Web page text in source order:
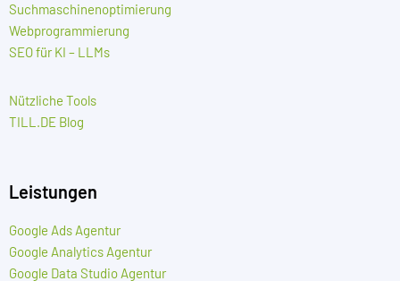
Suchmaschinenoptimierung
Webprogrammierung
SEO für KI – LLMs
Nützliche Tools
TILL.DE Blog
Leistungen
Google Ads Agentur
Google Analytics Agentur
Google Data Studio Agentur